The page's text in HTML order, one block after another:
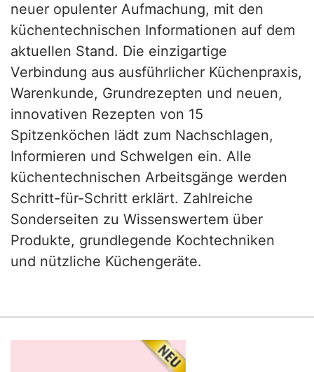
neuer opulenter Aufmachung, mit den
küchentechnischen Informationen auf dem
aktuellen Stand. Die einzigartige
Verbindung aus ausführlicher Küchenpraxis,
Warenkunde, Grundrezepten und neuen,
innovativen Rezepten von 15
Spitzenköchen lädt zum Nachschlagen,
Informieren und Schwelgen ein. Alle
küchentechnischen Arbeitsgänge werden
Schritt-für-Schritt erklärt. Zahlreiche
Sonderseiten zu Wissenswertem über
Produkte, grundlegende Kochtechniken
und nützliche Küchengeräte.